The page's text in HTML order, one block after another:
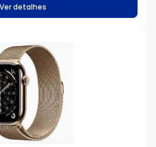
Ver detalhes